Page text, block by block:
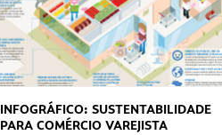
INFOGRÁFICO: SUSTENTABILIDADE
PARA COMÉRCIO VAREJISTA